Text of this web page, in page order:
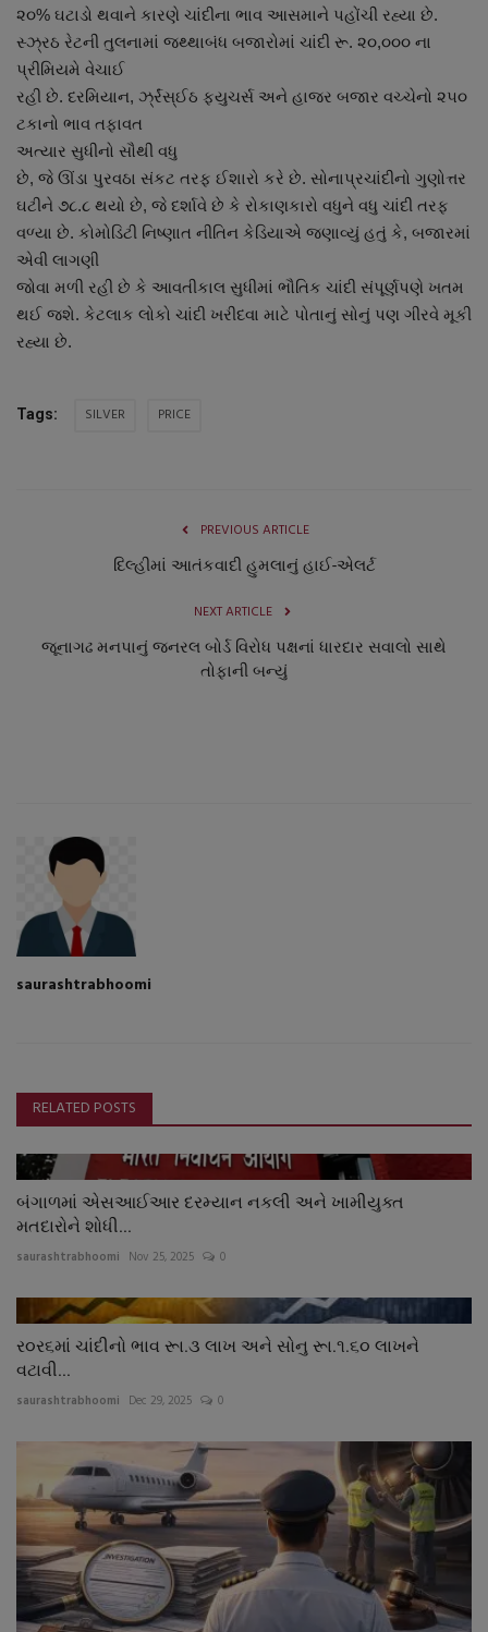
બોલિવૂડ
સ્વાસ્થ્ય
૨૦% ઘટાડો થવાને કારણે ચાંદીના ભાવ આસમાને પહોંચી રહ્યા છે.
સ્ઝ્રઠ રેટની તુલનામાં જથ્થાબંધ બજારોમાં ચાંદી રૂ. ૨૦,૦૦૦ ના
પ્રીમિયમે વેચાઈ
રહી છે. દરમિયાન, ર્ઝ્રંસ્ઈઠ ફયુચર્સ અને હાજર બજાર વચ્ચેનો ૨૫૦
ટકાનો ભાવ તફાવત
અત્યાર સુધીનો સૌથી વધુ
છે, જે ઊંડા પુરવઠા સંકટ તરફ ઈશારો કરે છે. સોનાપ્રચાંદીનો ગુણોત્તર
ઘટીને ૭૮.૮ થયો છે, જે દર્શાવે છે કે રોકાણકારો વધુને વધુ ચાંદી તરફ
વળ્યા છે. કોમોડિટી નિષ્ણાત નીતિન કેડિયાએ જણાવ્યું હતું કે, બજારમાં
એવી લાગણી
જોવા મળી રહી છે કે આવતીકાલ સુધીમાં ભૌતિક ચાંદી સંપૂર્ણપણે ખતમ
થઈ જશે. કેટલાક લોકો ચાંદી ખરીદવા માટે પોતાનું સોનું પણ ગીરવે મૂકી
રહ્યા છે.
Tags: SILVER PRICE
PREVIOUS ARTICLE
દિલ્હીમાં આતંકવાદી હુમલાનું હાઈ-એલર્ટ
NEXT ARTICLE
જૂનાગઢ મનપાનું જનરલ બોર્ડ વિરોધ પક્ષનાં ધારદાર સવાલો સાથે
તોફાની બન્યું
saurashtrabhoomi
RELATED POSTS
બંગાળમાં એસઆઈઆર દરમ્યાન નકલી અને ખામીયુક્ત
મતદારોને શોધી...
saurashtrabhoomi Nov 25, 2025 0
ર૦ર૬માં ચાંદીનો ભાવ રૂા.૩ લાખ અને સોનુ રૂા.૧.૬૦ લાખને
વટાવી...
saurashtrabhoomi Dec 29, 2025 0